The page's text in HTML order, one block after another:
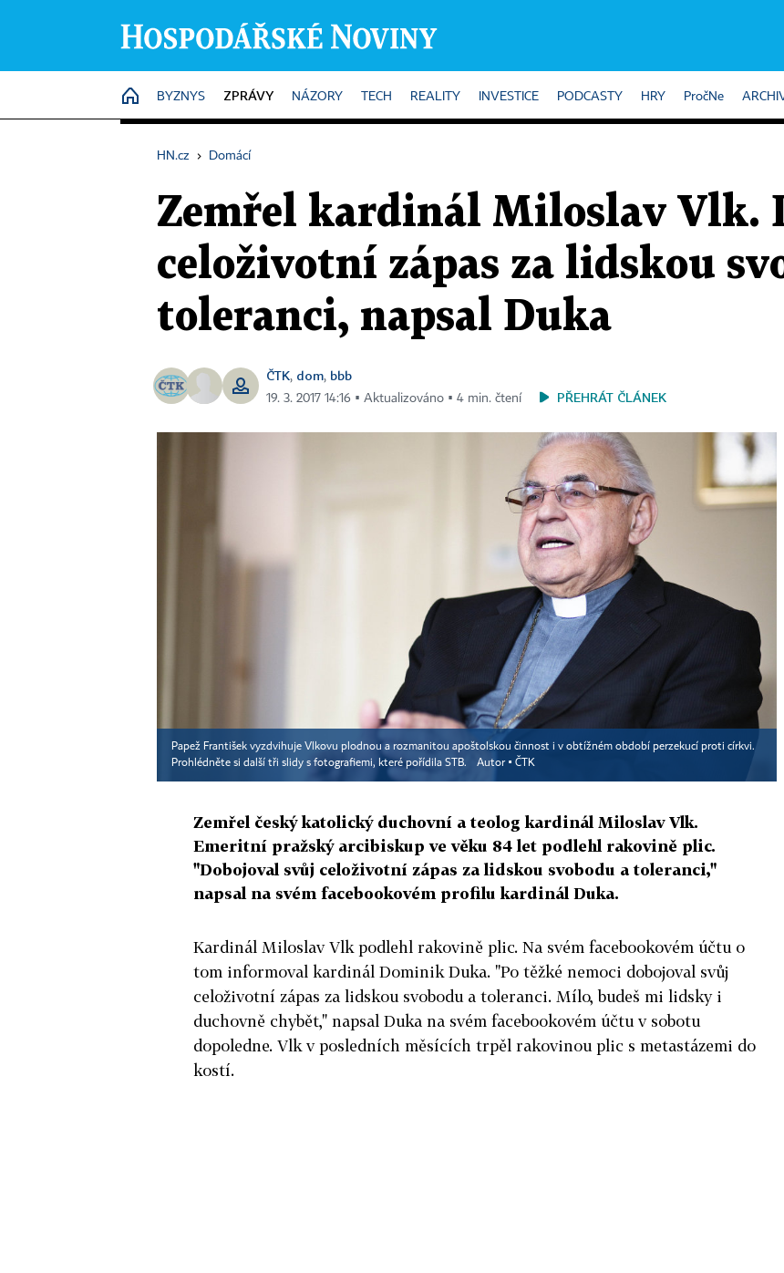
HOME
BYZNYS ZPRÁVY NÁZORY TECH REALITY INVESTICE PODCASTY HRY PročNe
HN.cz › Domácí
Zemřel kardinál Miloslav Vlk.
celoživotní zápas za lidskou
toleranci, napsal Duka
ČTK, dom, bbb
19. 3. 2017 14:16 ▪ Aktualizováno ▪ 4 min. čtení PŘEHRÁT ČLÁNEK
Papež František vyzdvihuje Vlkovu plodnou a rozmanitou apoštolskou činnost i v obtížném období perzekucí proti církvi.
Prohlédněte si další tři slidy s fotografiemi, které pořídila STB.
Autor ▪ ČTK
Zemřel český katolický duchovní a teolog kardinál Miloslav Vlk.
Emeritní pražský arcibiskup ve věku 84 let podlehl rakovině plic.
"Dobojoval svůj celoživotní zápas za lidskou svobodu a toleranci,"
napsal na svém facebookovém profilu kardinál Duka.
Kardinál Miloslav Vlk podlehl rakovině plic. Na svém facebookovém účtu o
tom informoval kardinál Dominik Duka. "Po těžké nemoci dobojoval svůj
celoživotní zápas za lidskou svobodu a toleranci. Mílo, budeš mi lidsky i
duchovně chybět," napsal Duka na svém facebookovém účtu v sobotu
dopoledne. Vlk v posledních měsících trpěl rakovinou plic s metastázemi do
kostí.